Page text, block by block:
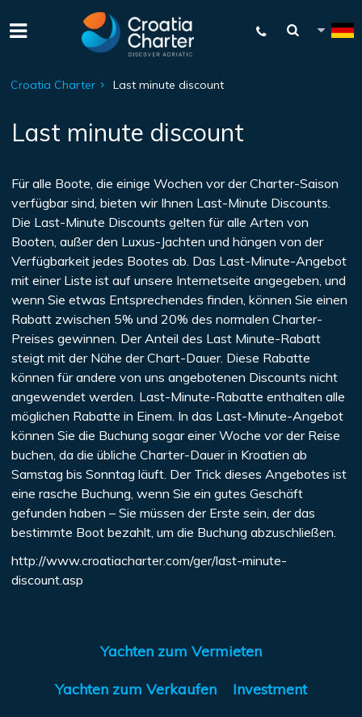
Croatia Charter Last minute discount
Last minute discount
Für alle Boote, die einige Wochen vor der Charter-Saison
verfügbar sind, bieten wir Ihnen Last-Minute Discounts.
Die Last-Minute Discounts gelten für alle Arten von
Booten, außer den Luxus-Jachten und hängen von der
Verfügbarkeit jedes Bootes ab. Das Last-Minute-Angebot
mit einer Liste ist auf unsere Internetseite angegeben, und
wenn Sie etwas Entsprechendes finden, können Sie einen
Rabatt zwischen 5% und 20% des normalen Charter-
Preises gewinnen. Der Anteil des Last Minute-Rabatt
steigt mit der Nähe der Chart-Dauer. Diese Rabatte
können für andere von uns angebotenen Discounts nicht
angewendet werden. Last-Minute-Rabatte enthalten alle
möglichen Rabatte in Einem. In das Last-Minute-Angebot
können Sie die Buchung sogar einer Woche vor der Reise
buchen, da die übliche Charter-Dauer in Kroatien ab
Samstag bis Sonntag läuft. Der Trick dieses Angebotes ist
eine rasche Buchung, wenn Sie ein gutes Geschäft
gefunden haben – Sie müssen der Erste sein, der das
bestimmte Boot bezahlt, um die Buchung abzuschließen.
http://www.croatiacharter.com/ger/last-minute-
discount.asp
Yachten zum Vermieten
Yachten zum Verkaufen Investment